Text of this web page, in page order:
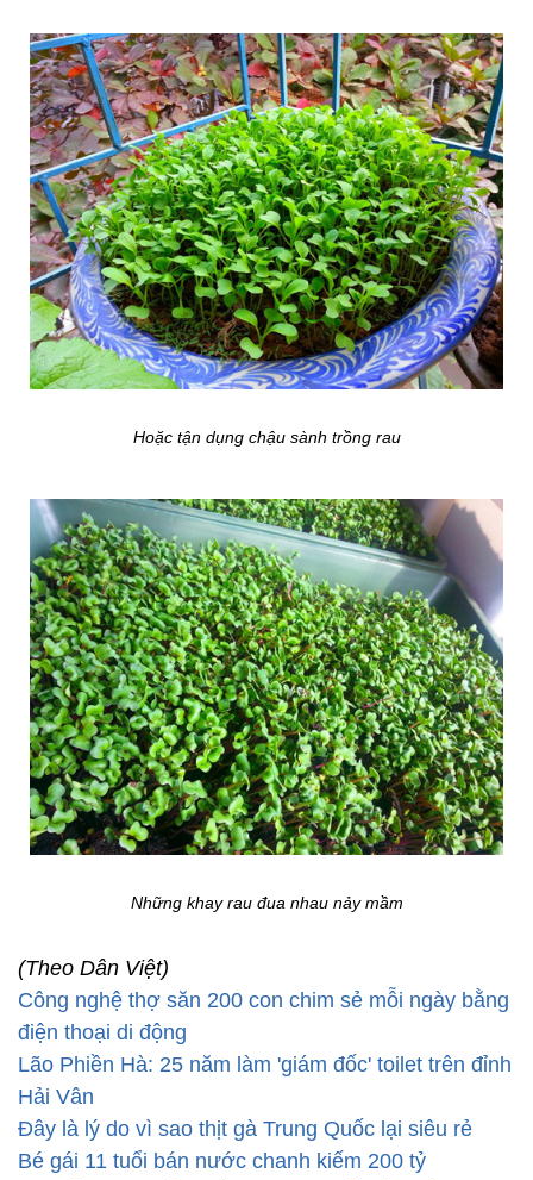
Hoặc tận dụng chậu sành trồng rau
Những khay rau đua nhau nảy mầm
(Theo Dân Việt)
Công nghệ thợ săn 200 con chim sẻ mỗi ngày bằng
điện thoại di động
Lão Phiền Hà: 25 năm làm 'giám đốc' toilet trên đỉnh
Hải Vân
Đây là lý do vì sao thịt gà Trung Quốc lại siêu rẻ
Bé gái 11 tuổi bán nước chanh kiếm 200 tỷ